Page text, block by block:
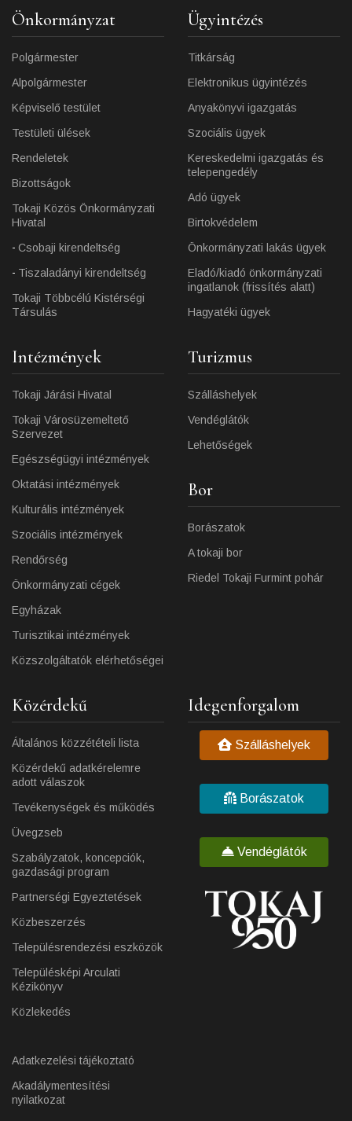
Önkormányzat
Polgármester
Alpolgármester
Képviselő testület
Testületi ülések
Rendeletek
Bizottságok
Tokaji Közös Önkormányzati
Hivatal
Csobaji kirendeltség
Tiszaladányi kirendeltség
Tokaji Többcélú Kistérségi
Társulás
Ügyintézés
Titkárság
Elektronikus ügyintézés
Anyakönyvi igazgatás
Szociális ügyek
Kereskedelmi igazgatás és
telepengedély
Adó ügyek
Birtokvédelem
Önkormányzati lakás ügyek
Eladó/kiadó önkormányzati
ingatlanok (frissítés alatt)
Hagyatéki ügyek
Intézmények
Tokaji Járási Hivatal
Tokaji Városüzemeltető
Szervezet
Egészségügyi intézmények
Oktatási intézmények
Kulturális intézmények
Szociális intézmények
Rendőrség
Önkormányzati cégek
Egyházak
Turisztikai intézmények
Közszolgáltatók elérhetőségei
Turizmus
Szálláshelyek
Vendéglátók
Lehetőségek
Bor
Borászatok
A tokaji bor
Riedel Tokaji Furmint pohár
Közérdekű
Általános közzétételi lista
Közérdekű adatkérelemre
adott válaszok
Tevékenységek és működés
Üvegzseb
Szabályzatok, koncepciók,
gazdasági program
Partnerségi Egyeztetések
Közbeszerzés
Településrendezési eszközök
Településképi Arculati
Kézikönyv
Közlekedés
Adatkezelési tájékoztató
Akadálymentesítési
nyilatkozat
Idegenforgalom
Szálláshelyek
Borászatok
Vendéglátók